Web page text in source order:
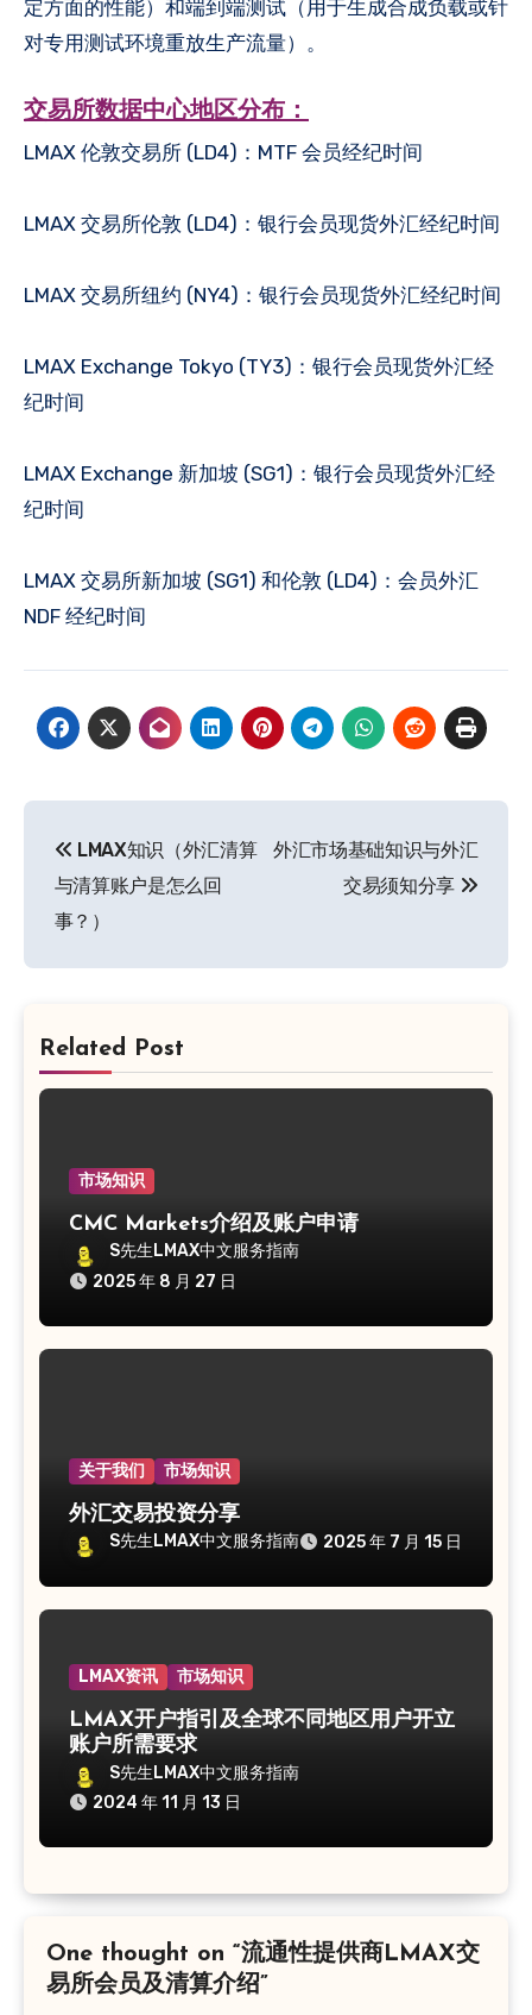
定方面的性能）和端到端测试（用于生成合成负载或针
对专用测试环境重放生产流量）。
交易所数据中心地区分布：
LMAX 伦敦交易所 (LD4)：MTF 会员经纪时间
LMAX 交易所伦敦 (LD4)：银行会员现货外汇经纪时间
LMAX 交易所纽约 (NY4)：银行会员现货外汇经纪时间
LMAX Exchange Tokyo (TY3)：银行会员现货外汇经
纪时间
LMAX Exchange 新加坡 (SG1)：银行会员现货外汇经
纪时间
LMAX 交易所新加坡 (SG1) 和伦敦 (LD4)：会员外汇
NDF 经纪时间
章
导
航
LMAX知识（外汇清算
与清算账户是怎么回
事？）
外汇市场基础知识与外汇
交易须知分享
Related Post
市场知识
CMC Markets介绍及账户申请
S先生LMAX中文服务指南
2025 年 8 月 27 日
关于我们 市场知识
外汇交易投资分享
S先生LMAX中文服务指南 2025 年 7 月 15 日
LMAX资讯 市场知识
LMAX开户指引及全球不同地区用户开立
账户所需要求
S先生LMAX中文服务指南
2024 年 11 月 13 日
One thought on “流通性提供商LMAX交
易所会员及清算介绍”